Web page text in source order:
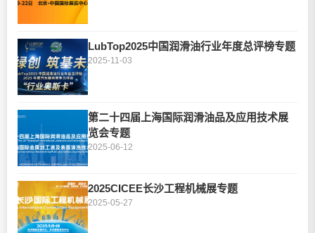
LubTop2025中国润滑油行业年度总评榜专题
2025-11-03
第二十四届上海国际润滑油品及应用技术展
览会专题
2025-06-12
2025CICEE长沙工程机械展专题
2025-05-27